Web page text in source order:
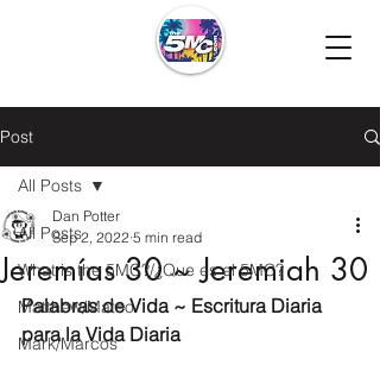
Post
All Posts
What is the 5MC?/¿Que es el 5MC?
Matthew/Mateo
Mark/Marcos
All Posts
Jeremías 30 ~ Jeremiah 30
Dan Potter
Sep 2, 2022 5 min read
Palabras de Vida ~ Escritura Diaria
para la Vida Diaria